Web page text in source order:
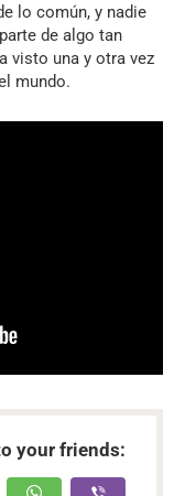
lo común, y nadie
de algo tan
visto una y otra vez
mundo.
your friends: